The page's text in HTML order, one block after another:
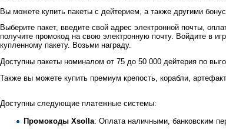
Вы можете купить пакеты с дейтерием, а также другими
Выберите пакет, введите свой адрес электронной почты,
получите промокод на свою электронную почту. Войдите в
купленному пакету. Возьми награду.
Доступны пакеты номиналом от 75 до 50 000 дейтерия по
Также вы можете купить премиум крепость, корабли,
Доступны следующие платежные системы:
Промокоды Xsolla: Оплата наличными, банковским